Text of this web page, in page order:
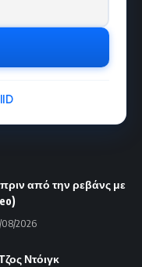
πριν από την ρεβάνς με
2026
Ντόιγκ